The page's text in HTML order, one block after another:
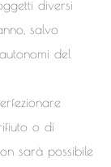
diversi
salvo
del
o di
sarà possibile